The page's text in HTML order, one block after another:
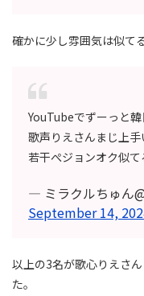
確かに少し雰囲気は似て
YouTubeでずーっと
歌声りえさんまじ上手
若干ぺジョンオク似
— ミラクルちゅん
September 14,
以上の3名が歌心りえさ
た。